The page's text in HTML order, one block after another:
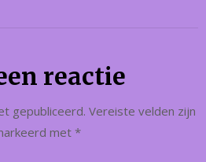
reactie
gepubliceerd. Vereiste velden zijn
met*